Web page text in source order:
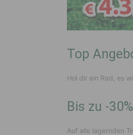
Top
Hol dir ein Rad, es
Bis zu -
Auf alle lagernden